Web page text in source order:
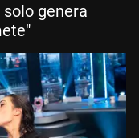
genera